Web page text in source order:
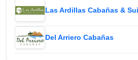
Las Ardillas Cabañas &
Del Arriero Cabañas